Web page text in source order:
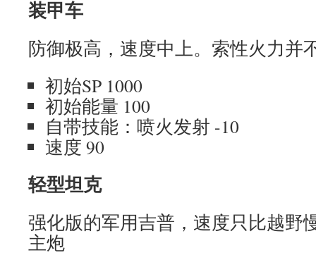
装甲车
防御极高，速度中上。索性火力并
初始SP 1000
初始能量 100
自带技能：喷火发射 -10
速度 90
轻型坦克
强化版的军用吉普，速度只比越野
主炮